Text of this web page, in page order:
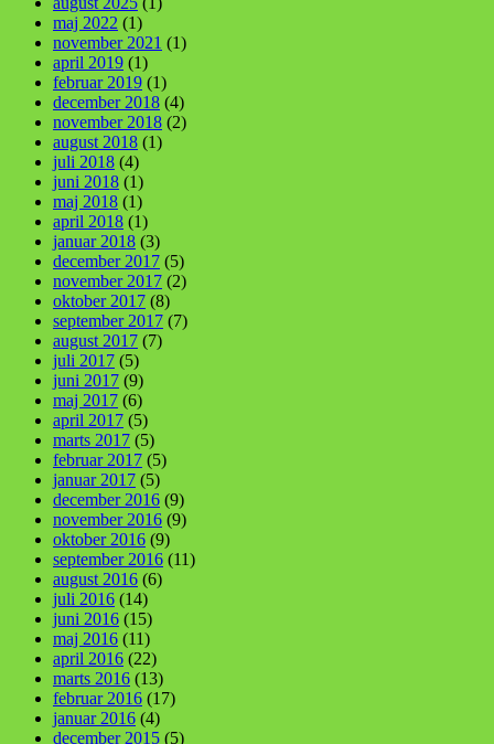
maj 2022 (1)
november 2021 (1)
april 2019 (1)
februar 2019 (1)
december 2018 (4)
november 2018 (2)
august 2018 (1)
juli 2018 (4)
juni 2018 (1)
maj 2018 (1)
april 2018 (1)
januar 2018 (3)
december 2017 (5)
november 2017 (2)
oktober 2017 (8)
september 2017 (7)
august 2017 (7)
juli 2017 (5)
juni 2017 (9)
maj 2017 (6)
april 2017 (5)
marts 2017 (5)
februar 2017 (5)
januar 2017 (5)
december 2016 (9)
november 2016 (9)
oktober 2016 (9)
september 2016 (11)
august 2016 (6)
juli 2016 (14)
juni 2016 (15)
maj 2016 (11)
april 2016 (22)
marts 2016 (13)
februar 2016 (17)
januar 2016 (4)
december 2015 (5)